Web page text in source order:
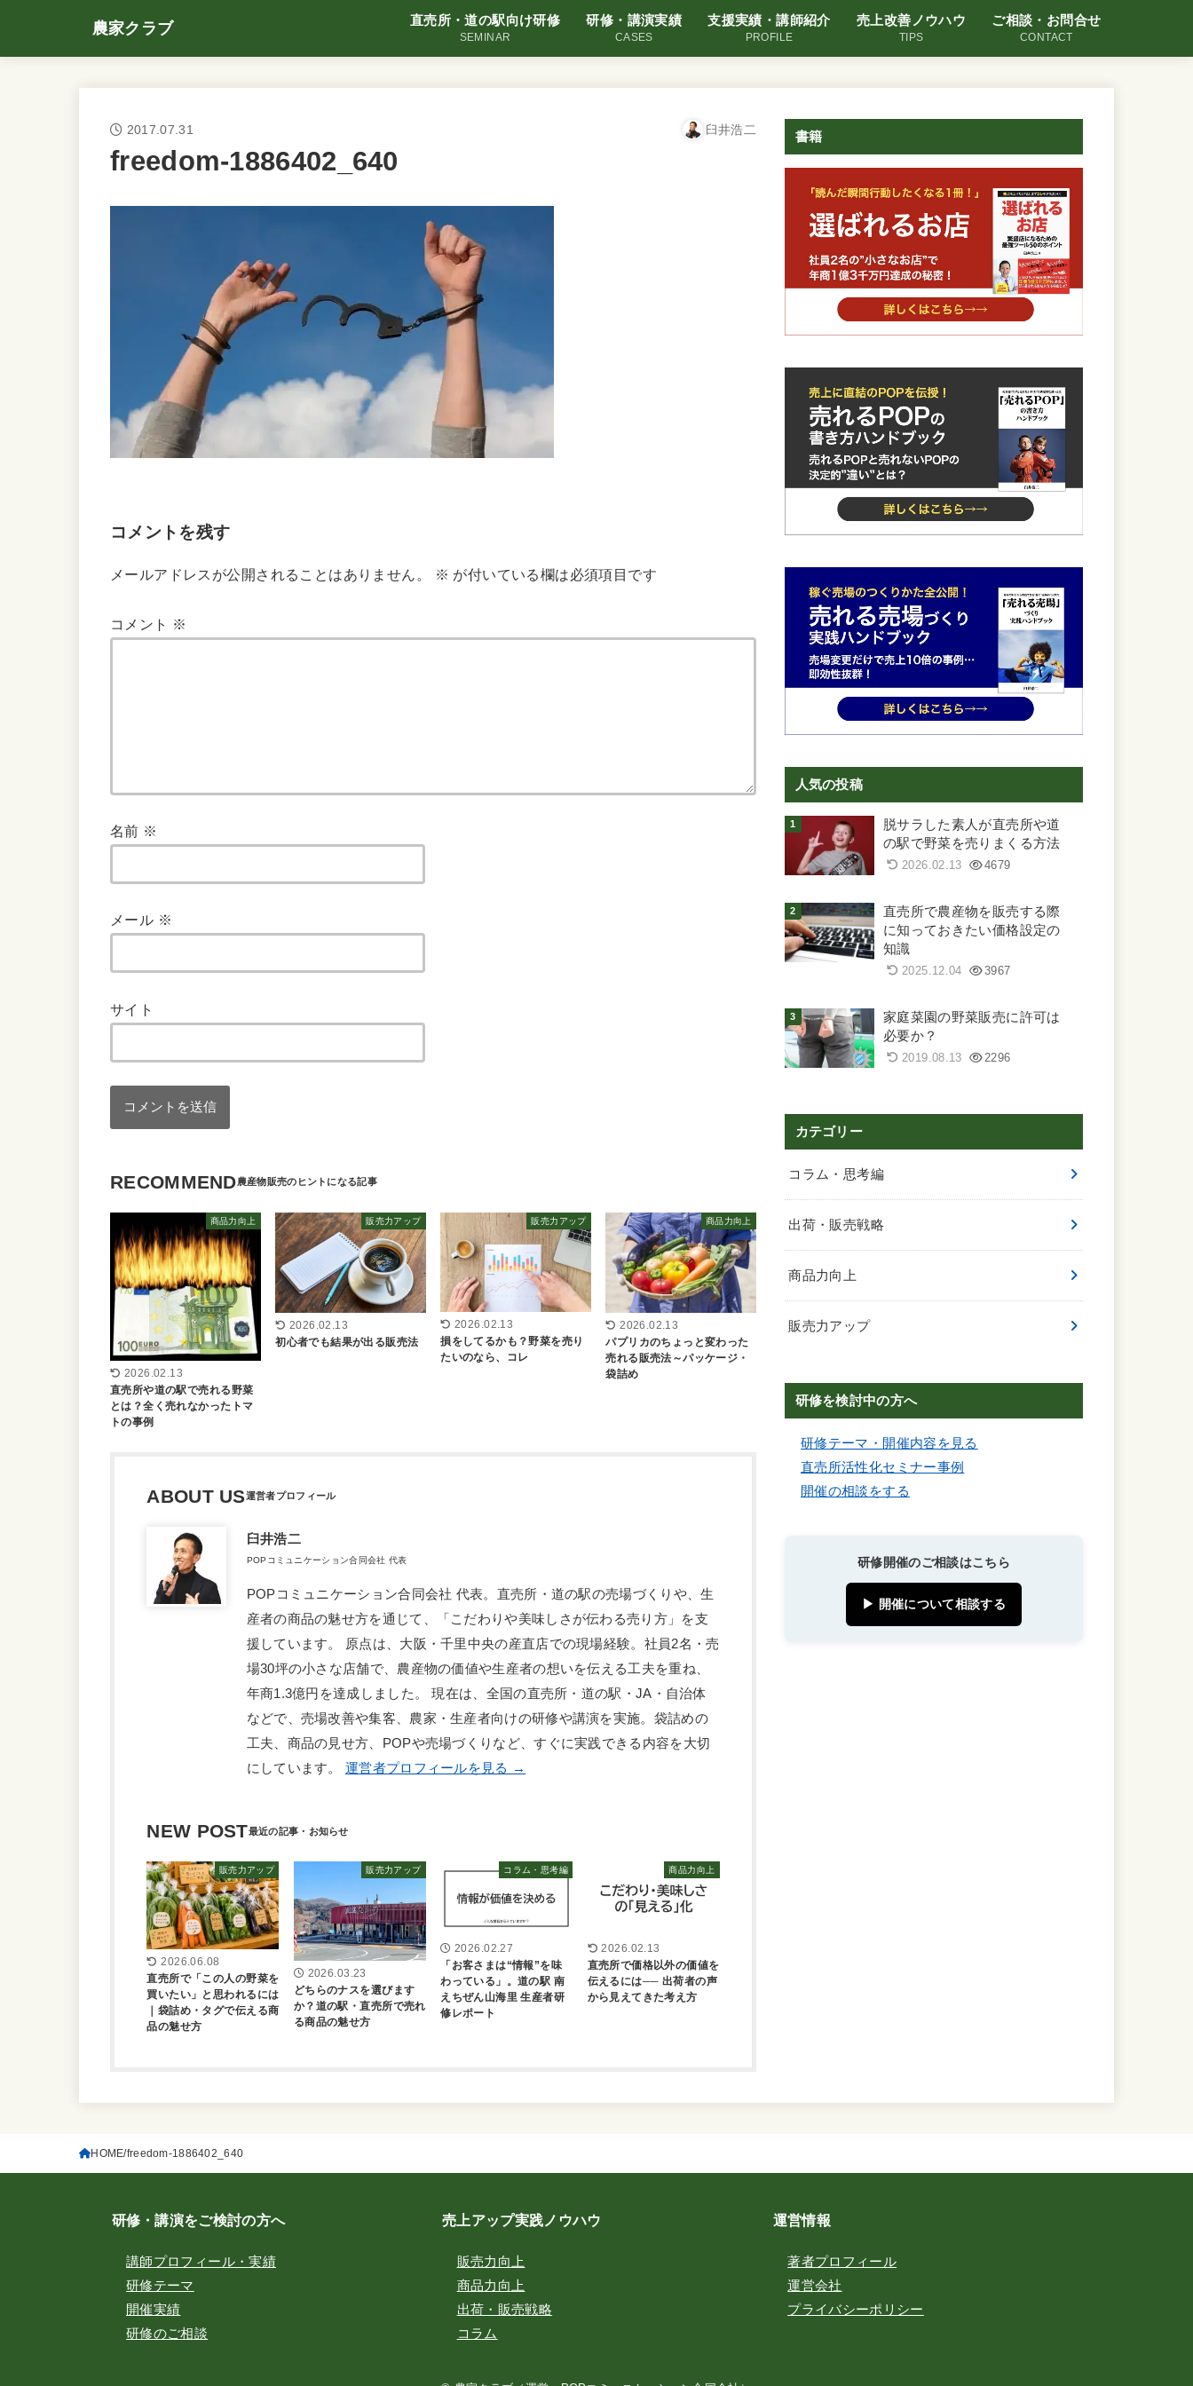
農家クラブ 直売所・道の駅向け研修
SEMINAR
研修・講演実績
CASES
支援実績・講師紹介
PROFILE
売上改善ノウハウ
TIPS
ご相談・お問合せ
CONTACT
2017.07.31 臼井浩二
freedom-1886402_640
コメントを残す
メールアドレスが公開されることはありません。 ※ が付いている欄は必須項目です
コメント ※
名前 ※
メール ※
サイト
RECOMMEND
商品力向上
2026.02.13
直売所や道の駅で売れる野菜
とは？全く売れなかったトマ
トの事例
販売力アップ
2026.02.13
初心者でも結果が出る販売法
販売力アップ
2026.02.13
損をしてるかも？野菜を売り
たいのなら、コレ
商品力向上
2026.02.13
パプリカのちょっと変わった
売れる販売法～パッケージ・
袋詰め
ABOUT US
臼井浩二
POPコミュニケーション合同会社 代表
POPコミュニケーション合同会社 代表。直売所・道の駅の売場づくりや、生
産者の商品の魅せ方を通じて、「こだわりや美味しさが伝わる売り方」を支
援しています。 原点は、大阪・千里中央の産直店での現場経験。社員2名・売
場30坪の小さな店舗で、農産物の価値や生産者の想いを伝える工夫を重ね、
年商1.3億円を達成しました。 現在は、全国の直売所・道の駅・JA・自治体
などで、売場改善や集客、農家・生産者向けの研修や講演を実施。袋詰めの
工夫、商品の見せ方、POPや売場づくりなど、すぐに実践できる内容を大切
にしています。運営者プロフィールを見る →
NEW POST
販売力アップ
2026.06.08
直売所で「この人の野菜を
買いたい」と思われるには
｜袋詰め・タグで伝える商
品の魅せ方
販売力アップ
2026.03.23
どちらのナスを選びます
か？道の駅・直売所で売れ
る商品の魅せ方
コラム・思考編
2026.02.27
「お客さまは“情報”を味
わっている」。道の駅 南
えちぜん山海里 生産者研
修レポート
商品力向上
2026.02.13
直売所で価格以外の価値を
伝えるには── 出荷者の声
から見えてきた考え方
書籍
人気の投稿
脱サラした素人が直売所や道
の駅で野菜を売りまくる方法
2026.02.13 4679
直売所で農産物を販売する際
に知っておきたい価格設定の
知識
2025.12.04 3967
家庭菜園の野菜販売に許可は
必要か？
2019.08.13 2296
カテゴリー
コラム・思考編
出荷・販売戦略
商品力向上
販売力アップ
研修を検討中の方へ
研修テーマ・開催内容を見る
直売所活性化セミナー事例
開催の相談をする
研修開催のご相談はこちら
▶ 開催について相談する
HOME freedom-1886402_640
研修・講演をご検討の方へ
講師プロフィール・実績
研修テーマ
開催実績
研修のご相談
売上アップ実践ノウハウ
販売力向上
商品力向上
出荷・販売戦略
コラム
運営情報
著者プロフィール
運営会社
プライバシーポリシー